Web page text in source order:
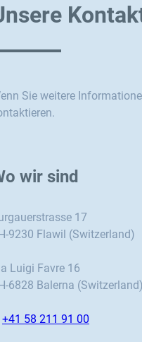
Sie weitere
wir sind
17
9230 Flawil (Switzerland)
Luigi Favre 16
6828 Balerna (Switzerland)
+41 58 211 91 00